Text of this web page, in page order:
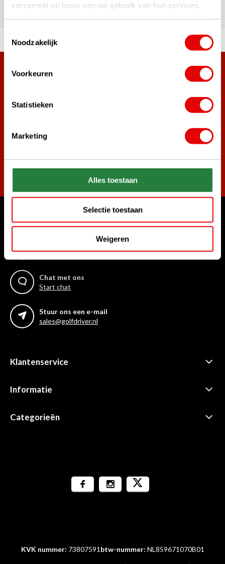
verzameld op basis van uw gebruik van hun services.
Noodzakelijk
Voorkeuren
Statistieken
Marketing
Alles toestaan
Selectie toestaan
Weigeren
woord
A-merken! Vóór 15:00 besteld,
Meer dan 38.000 klanten hebben zich al
Word ook lid van de nieuwsbrief en mis nooit meer de beste
golf aanbiedingen!
Abonneer
Waar kunnen we u mee helpen?
+31 85 06 02 099
Chat met ons
Start chat
Stuur ons een e-mail
sales@golfdriver.nl
Klantenservice
Informatie
Categorieën
KVK nummer: 73807591 btw-nummer: NL859671070B01